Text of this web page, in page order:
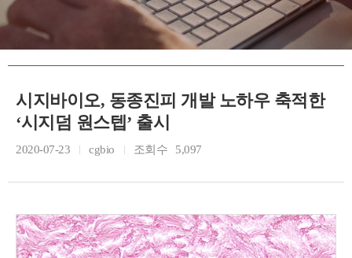
시지바이오, 동종진피 개발 노하우 축적한
‘시지덤 원스텝’ 출시
2020-07-23 cgbio 조회수 5,097